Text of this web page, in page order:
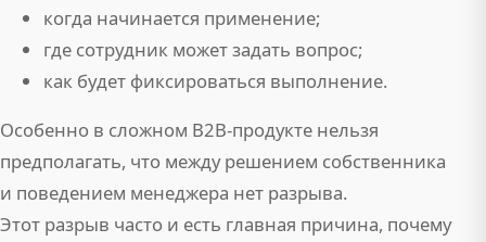
когда начинается применение;
где сотрудник может задать вопрос;
как будет фиксироваться выполнение.
Особенно в сложном B2B-продукте нельзя
предполагать, что между решением собственника
и поведением менеджера нет разрыва.
Этот разрыв часто и есть главная причина, почему